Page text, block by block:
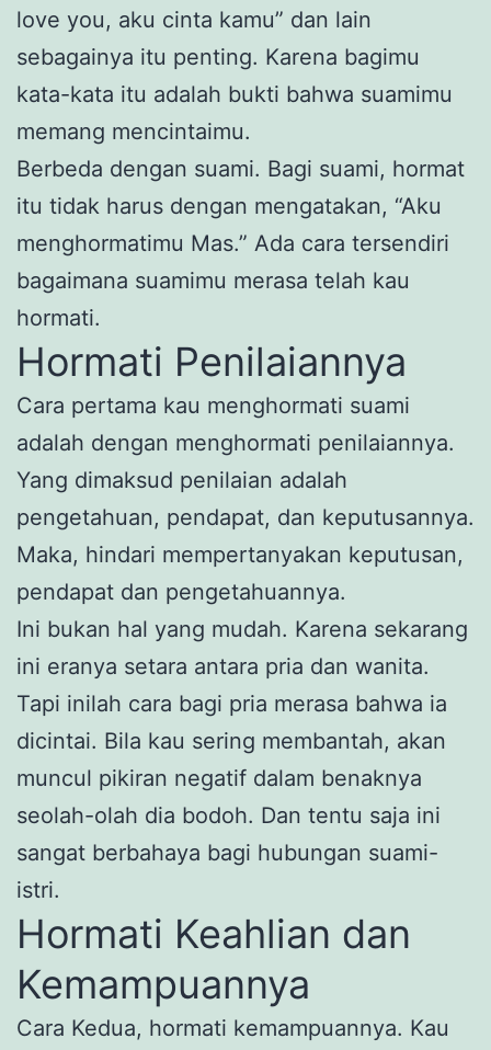
love you, aku cinta kamu” dan lain
sebagainya itu penting. Karena bagimu
kata-kata itu adalah bukti bahwa suamimu
memang mencintaimu.
Berbeda dengan suami. Bagi suami, hormat
itu tidak harus dengan mengatakan, “Aku
menghormatimu Mas.” Ada cara tersendiri
bagaimana suamimu merasa telah kau
hormati.
Hormati Penilaiannya
Cara pertama kau menghormati suami
adalah dengan menghormati penilaiannya.
Yang dimaksud penilaian adalah
pengetahuan, pendapat, dan keputusannya.
Maka, hindari mempertanyakan keputusan,
pendapat dan pengetahuannya.
Ini bukan hal yang mudah. Karena sekarang
ini eranya setara antara pria dan wanita.
Tapi inilah cara bagi pria merasa bahwa ia
dicintai. Bila kau sering membantah, akan
muncul pikiran negatif dalam benaknya
seolah-olah dia bodoh. Dan tentu saja ini
sangat berbahaya bagi hubungan suami-
istri.
Hormati Keahlian dan
Kemampuannya
Cara Kedua, hormati kemampuannya. Kau